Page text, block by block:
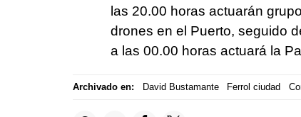
las 20.00 horas actuarán
drones en el Puerto, seguido
a las 00.00 horas actuará la
Archivado en: David Bustamante Ferrol ciudad